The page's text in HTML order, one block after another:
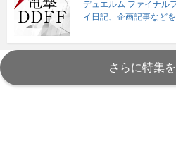
デュエルム ファイナル
イ日記、企画記事など
さらに特集